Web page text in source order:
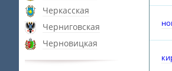
Черкасская
Черниговская
Черновицкая